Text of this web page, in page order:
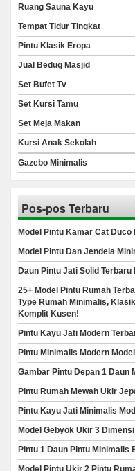
Ruang Sauna Kayu
Tempat Tidur Tingkat
Pintu Klasik Eropa
Jual Bedug Masjid
Set Bufet Tv
Set Kursi Tamu
Set Meja Makan
Kursi Anak Sekolah
Gazebo Minimalis
Pos-pos Terbaru
Model Pintu Kamar Cat Duco
Model Pintu Dan Jendela
Daun Pintu Jati Solid
25+ Model Pintu Rumah
Type Rumah Minimalis,
Komplit Kusen!
Pintu Kayu Jati Modern
Pintu Minimalis Modern
Gambar Pintu Depan 1 Daun
Pintu Rumah Mewah Ukir
Pintu Kayu Jati Minimalis
Model Gebyok Ukir 3
Pintu 1 Daun Pintu Minimalis